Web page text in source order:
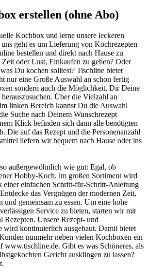
erstellen (ohne Abo)
Kochbox und lerne unsere leckeren
geht es um Lieferung von Kochrezepten
bestellen und direkt nach Hause zu
oder Lust, Einkaufen zu gehen? Oder
Du kochen solltest? Tischline bietet
nur eine Große Auswahl an schon fertig
sondern auch die Möglichkeit, Dir Deine
herauszusuchen. Über die Vielzahl an
linken Bereich kannst Du die Auswahl
Suche nach Deinem Wunschrezept
Klick befinden sich dann alle benötigten
Die auf das Rezept und die Personenanzahl
liefern wir bequem nach Hause oder ins
außergewöhnlich wie gut: Egal, ob
Hobby-Koch, im großen Sortiment wird
einer einfachen Schritt-für-Schritt-Anleitung
das Vergnügen der modernen Zeit,
und gemeinsam zu essen. Um eine hohe
Service zu bieten, starten wir mit
Rezepten. Unsere Rezept- und
wird kontinuierlich ausgebaut. Damit bietet
nunmehr neben vielen Kochboxen ein
www.tischline.de. Gibt es was Schöneres, als
Gericht ausklingen zu lassen?